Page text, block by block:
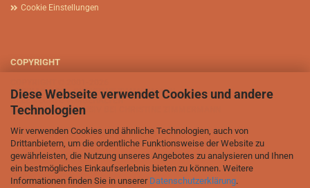
Diese Webseite verwendet Cookies und andere
Technologien
Wir verwenden Cookies und ähnliche Technologien, auch von
Drittanbietern, um die ordentliche Funktionsweise der Website zu
gewährleisten, die Nutzung unseres Angebotes zu analysieren und Ihnen
ein bestmögliches Einkaufserlebnis bieten zu können. Weitere
Informationen finden Sie in unserer Datenschutzerklärung.
Cookie Einstellungen
COPYRIGHT
AFRIKASIA.DE - CHRISTINE ZIMMERMANN
ALLE RECHTE VORBEHALTEN
BILDRECHTE EXKLUSIV BEI CHRISTINE ZIMMERMANN
Afrikasia.de - Christine Zimmermann